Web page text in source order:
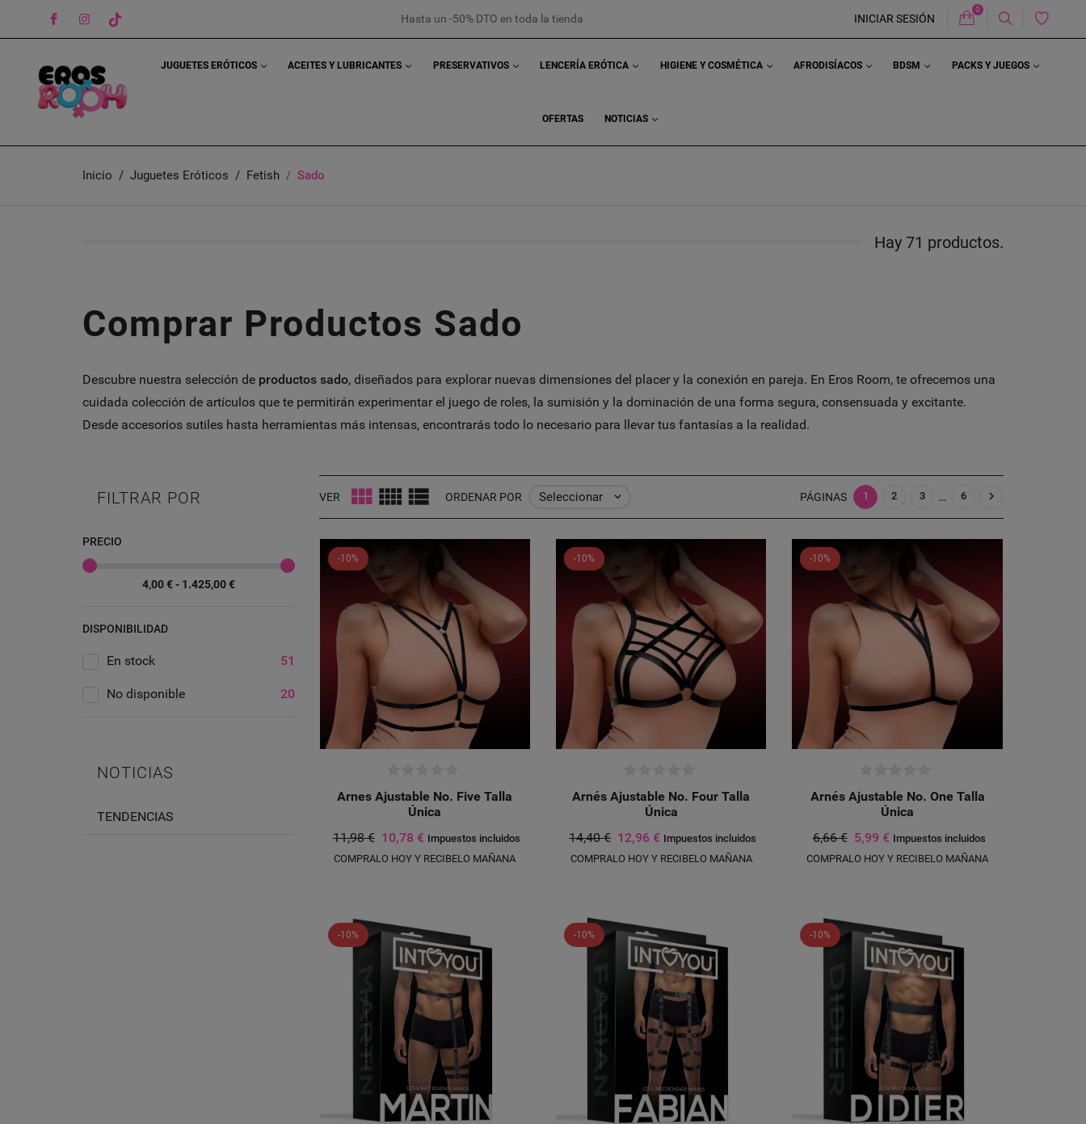
FacebookInstagram
TikTok Hasta un -50% DTO en toda la tienda INICIAR SESIÓN Carrito
0
JUGUETES ERÓTICOS ACEITES Y LUBRICANTES PRESERVATIVOS LENCERÍA ERÓTICA HIGIENE Y COSMÉTICA AFRODISÍACOS BDSM PACKS Y JUEGOS
OFERTAS NOTICIAS
Inicio Juguetes Eróticos Fetish Sado
Hay 71 productos.
Comprar Productos Sado
Descubre nuestra selección de productos sado, diseñados para explorar nuevas dimensiones del placer y la conexión en pareja. En Eros Room, te ofrecemos una
cuidada colección de artículos que te permitirán experimentar el juego de roles, la sumisión y la dominación de una forma segura, consensuada y excitante.
Desde accesorios sutiles hasta herramientas más intensas, encontrarás todo lo necesario para llevar tus fantasías a la realidad.
FILTRAR POR
PRECIO
4,00 € - 1.425,00 €
DISPONIBILIDAD
En stock 51
No disponible 20
NOTICIAS
TENDENCIAS
VER ORDENAR POR Seleccionar  PÁGINAS 1 2 3 … 6 
-10%
Arnes Ajustable No. Five Talla
Única
11,98 € 10,78 € Impuestos incluidos
COMPRALO HOY Y RECIBELO MAÑANA
-10%
Arnés Ajustable No. Four Talla
Única
14,40 € 12,96 € Impuestos incluidos
COMPRALO HOY Y RECIBELO MAÑANA
-10%
Arnés Ajustable No. One Talla
Única
6,66 € 5,99 € Impuestos incluidos
COMPRALO HOY Y RECIBELO MAÑANA
-10% -10% -10%